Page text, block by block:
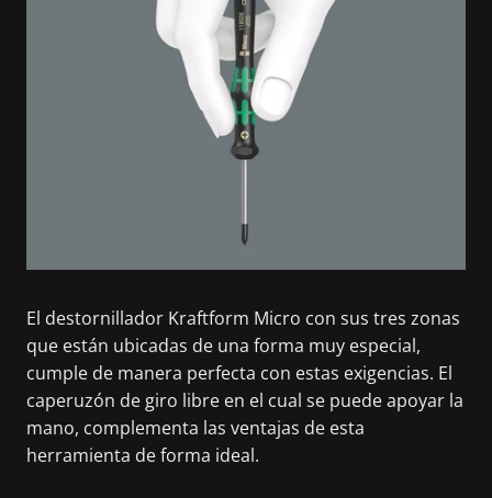
El destornillador Kraftform Micro con sus tres zonas
que están ubicadas de una forma muy especial,
cumple de manera perfecta con estas exigencias. El
caperuzón de giro libre en el cual se puede apoyar la
mano, complementa las ventajas de esta
herramienta de forma ideal.